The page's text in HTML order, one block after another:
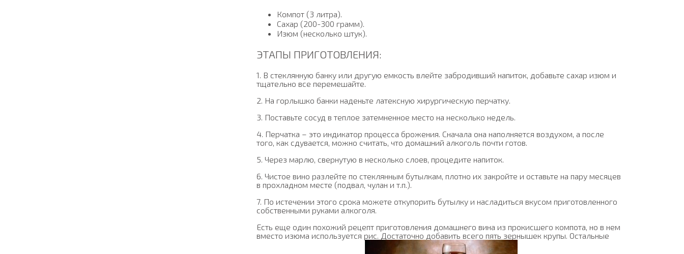
Компот (3 литра).
Сахар (200-300 грамм).
Изюм (несколько штук).
ЭТАПЫ ПРИГОТОВЛЕНИЯ:
1. В стеклянную банку или другую емкость влейте забродивший напиток, добавьте сахар изюм и
тщательно все перемешайте.
2. На горлышко банки наденьте латексную хирургическую перчатку.
3. Поставьте сосуд в теплое затемненное место на несколько недель.
4. Перчатка – это индикатор процесса брожения. Сначала она наполняется воздухом, а после
того, как сдувается, можно считать, что домашний алкоголь почти готов.
5. Через марлю, свернутую в несколько слоев, процедите напиток.
6. Чистое вино разлейте по стеклянным бутылкам, плотно их закройте и оставьте на пару месяцев
в прохладном месте (подвал, чулан и т.п.).
7. По истечении этого срока можете откупорить бутылку и насладиться вкусом приготовленного
собственными руками алкоголя.
Есть еще один похожий рецепт приготовления домашнего вина из прокисшего компота, но в нем
вместо изюма используется рис. Достаточно добавить всего пять зернышек крупы. Остальные